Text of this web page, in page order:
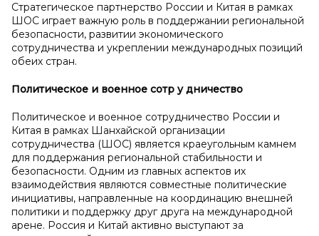
Стратегическое партнерство России и Китая в рамках
ШОС играет важную роль в поддержании региональной
безопасности, развитии экономического
сотрудничества и укреплении международных позиций
обеих стран.
Политическое и военное сотр удничество
Политическое и военное сотрудничество России и
Китая в рамках Шанхайской организации
сотрудничества (ШОС) является краеугольным камнем
для поддержания региональной стабильности и
безопасности. Одним из главных аспектов их
взаимодействия являются совместные политические
инициативы, направленные на координацию внешней
политики и поддержку друг друга на международной
арене. Россия и Китай активно выступают за